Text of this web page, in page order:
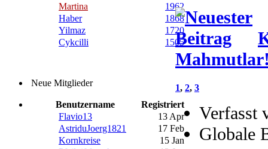
Martina
1962
Haber
1868
Yilmaz
1720
Cykcilli
1505
Neue Mitglieder
Benutzername
Registriert
Flavio13
13 Apr
AstriduJoerg1821
17 Feb
Kornkreise
15 Jan
1, 2, 3
Verfasst
Globale